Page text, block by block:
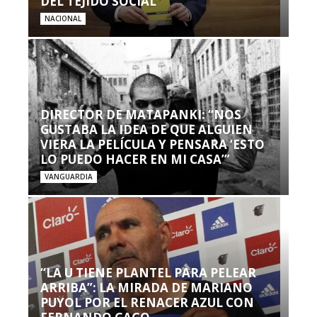
NACIONAL
DIRECTOR DE MATAPANKI: “NOS
GUSTABA LA IDEA DE QUE ALGUIEN
VIERA LA PELÍCULA Y PENSARA ‘ESTO
LO PUEDO HACER EN MI CASA’”
VANGUARDIA
“LA U TIENE PLANTEL PARA PELEAR
ARRIBA”: LA MIRADA DE MARIANO
PUYOL POR EL RENACER AZUL CON